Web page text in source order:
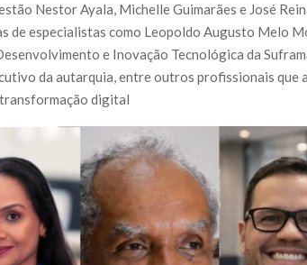
Nestor Ayala, Michelle Guimarães e José
de especialistas como Leopoldo Augusto Melo
e Inovação Tecnológica da
da autarquia, entre outros profissionais que
digital